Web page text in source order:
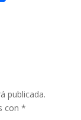
ti
r
publicada.
con *